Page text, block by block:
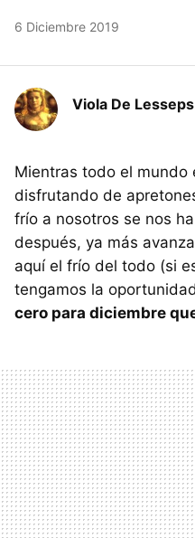
6 Diciembre 2019
Viola De Lesseps
Mientras todo el mundo
disfrutando de
frío a nosotros se nos
después, ya más
aquí el frío del todo (si
tengamos la
cero para diciembre